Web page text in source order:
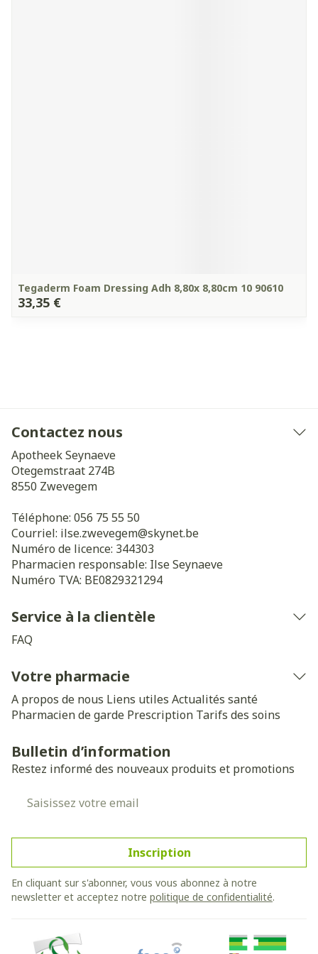
Tegaderm Foam Dressing Adh 8,80x 8,80cm 10 90610
33,35 €
Contactez nous
Apotheek Seynaeve
Otegemstraat 274B
8550 Zwevegem
Téléphone: 056 75 55 50
Courriel: ilse.zwevegem@skynet.be
Numéro de licence: 344303
Pharmacien responsable: Ilse Seynaeve
Numéro TVA: BE0829321294
Service à la clientèle
FAQ
Votre pharmacie
A propos de nous Liens utiles Actualités santé
Pharmacien de garde Prescription Tarifs des soins
Bulletin d’information
Restez informé des nouveaux produits et promotions
Inscription
En cliquant sur s'abonner, vous vous abonnez à notre
newsletter et acceptez notre politique de confidentialité.